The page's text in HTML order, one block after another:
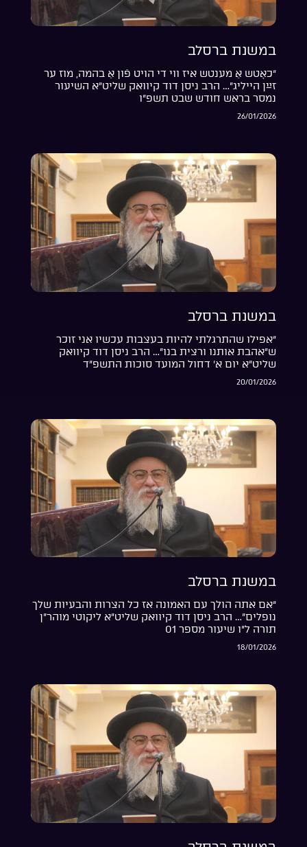
במשנת ברסלב
“כאָטש אַ מענטש איז ווי די הויט פֿון אַ בהמה, מוז ער
זײַן הייליג”… הרב ניסן דוד קיוואק שליט”א השיעור
נמסר בראש חודש שבט תשפ”ו
26/01/2026
במשנת ברסלב
“אפילו שהתרגלתי להיות בעצבות עכשיו אני זוכר
ש”אהבת אותנו ורצית בנו”… הרב ניסן דוד קיוואק
שליט”א יום א’ דחול המועד סוכות התשפ”ד
20/01/2026
במשנת ברסלב
“אם אתה הולך עם האמונה אז כל הצרות והבעיות שלך
נופלים”… הרב ניסן דוד קיוואק שליט”א ליקוטי מוהר”ן
תורה ל”ו שיעור מספר 01
18/01/2026